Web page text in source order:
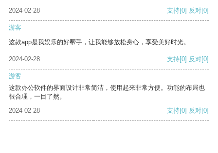
2024-02-28 支持[0] 反对[0]
游客
这款app是我娱乐的好帮手，让我能够放松身心，享受美好时光。
2024-02-28 支持[0] 反对[0]
游客
这款办公软件的界面设计非常简洁，使用起来非常方便。功能的布局也
很合理，一目了然。
2024-02-28
支持[0] 反对[0]